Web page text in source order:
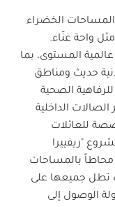
الخضراء
واحة غنّاء.
المستوى، بما
حديث ومناطق
الصحية
الداخلية
للعائلات
"ريفييرا
بالمساحات
تطل جميعها على
الوصول إلى